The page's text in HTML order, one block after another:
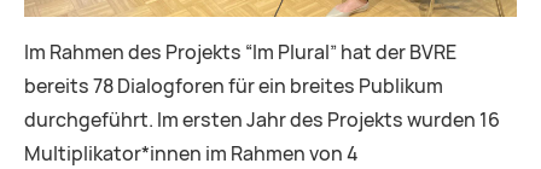
Im Rahmen des Projekts “Im Plural” hat der BVRE
bereits 78 Dialogforen für ein breites Publikum
durchgeführt. Im ersten Jahr des Projekts wurden 16
Multiplikator*innen im Rahmen von 4